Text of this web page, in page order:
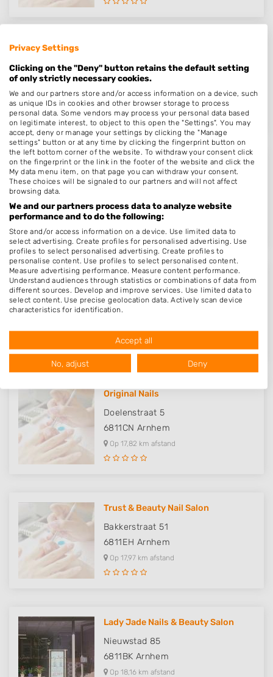
Julianastraat 1
6675BK
Valburg
Op 16,17 km afstand
Dorien.nl Anti-Ageing Center
Brouwersstraat 14
Op 16,85 km afstand
Beauvita
Van Heemstraweg 53
6651KH
Op 17,63 km afstand
Original Nails
Doelenstraat 5
6811CN Arnhem
Op 17,82 km afstand
Trust & Beauty Nail Salon
Bakkerstraat 51
6811EH Arnhem
Op 17,97 km afstand
Lady Jade Nails & Beauty Salon
Nieuwstad 85
6811BK Arnhem
Op 18,16 km afstand
Privacy Settings
Clicking on the "Deny" button retains the default setting
of only strictly necessary cookies.
We and our partners store and/or access information on a device, such
as unique IDs in cookies and other browser storage to process
personal data. Some vendors may process your personal data based
on legitimate interest, to object to this open the "Settings". You may
accept, deny or manage your settings by clicking the "Manage
settings" button or at any time by clicking the fingerprint button on
the left bottom corner of the website. To withdraw your consent click
on the fingerprint or the link in the footer of the website and click the
My data menu item, on that page you can withdraw your consent.
These choices will be signaled to our partners and will not affect
browsing data.
We and our partners process data to analyze website
performance and to do the following:
Store and/or access information on a device. Use limited data to
select advertising. Create profiles for personalised advertising. Use
profiles to select personalised advertising. Create profiles to
personalise content. Use profiles to select personalised content.
Measure advertising performance. Measure content performance.
Understand audiences through statistics or combinations of data from
different sources. Develop and improve services. Use limited data to
select content. Use precise geolocation data. Actively scan device
characteristics for identification.
USA.
Your consent and the cookie policy applies solely to this website/app.
View Partner List (1016 IAB Vendors)
We use your data for the following purposes:
IAB processing purposes:
Store and/or access information on a device
Use limited data to select advertising
Create profiles for personalised advertising
Create profiles to personalise content
Use profiles to select personalised content
Measure advertising performance
Understand audiences through statistics
or combinations of data from different
sources
Develop and improve services
Accept all
No, adjust Deny